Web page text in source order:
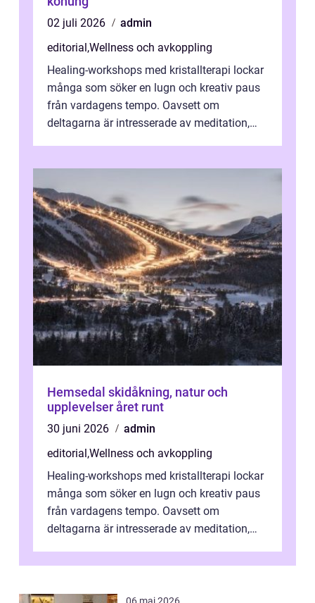
02 juli 2026
admin
editorial,Wellness och avkoppling
Healing-workshops med kristallterapi lockar
många som söker en lugn och kreativ paus
från vardagens tempo. Oavsett om
deltagarna är intresserade av meditation,
Hemsedal skidåkning, natur och
upplevelser året runt
30 juni 2026
admin
editorial,Wellness och avkoppling
Healing-workshops med kristallterapi lockar
många som söker en lugn och kreativ paus
från vardagens tempo. Oavsett om
deltagarna är intresserade av meditation,